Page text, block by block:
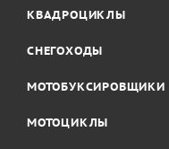
КВАДРОЦИКЛЫ
СНЕГОХОДЫ
МОТОБУКСИРОВЩИКИ
МОТОЦИКЛЫ